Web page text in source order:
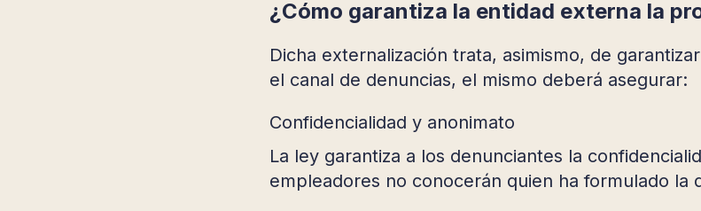
¿Cómo garantiza la entidad externa la
Dicha externalización trata, asimismo, de
el canal de denuncias, el mismo deberá asegurar:
Confidencialidad y anonimato
La ley garantiza a los denunciantes la
empleadores no conocerán quien ha formulado la